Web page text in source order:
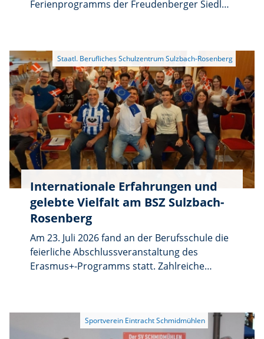
Ferienprogramms der Freudenberger Siedler
Staatl. Berufliches Schulzentrum Sulzbach-Rosenberg
Internationale Erfahrungen und
gelebte Vielfalt am BSZ Sulzbach-
Rosenberg
Am 23. Juli 2026 fand an der Berufsschule die
feierliche Abschlussveranstaltung des
Erasmus+-Programms statt. Zahlreiche
Begegnungen zurück. Den Auftakt gestaltete
Sportverein Eintracht Schmidmühlen